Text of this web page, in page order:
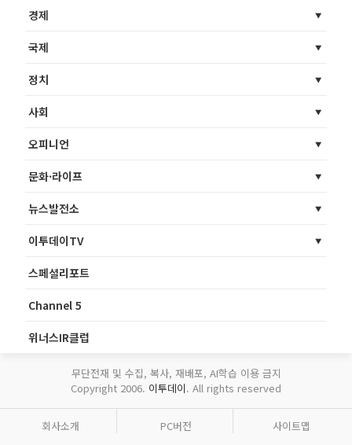
경제
국제
정치
사회
오피니언
문화·라이프
뉴스발전소
이투데이TV
스페셜리포트
Channel 5
위너스IR클럽
무단전재 및 수집, 복사, 재배포, AI학습 이용 금지
Copyright 2006. 이투데이. All rights reserved
회사소개 PC버전 사이트맵